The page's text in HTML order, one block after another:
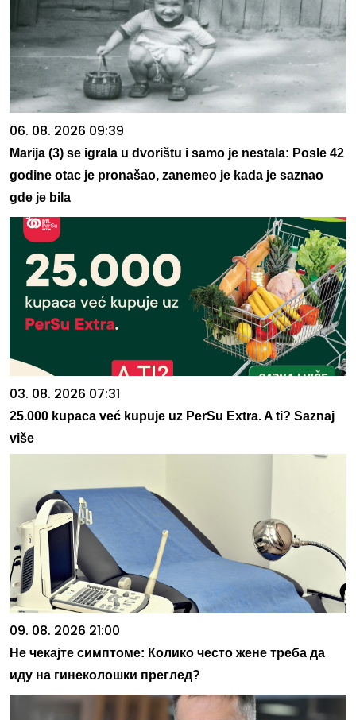
06. 08. 2026 09:39
Marija (3) se igrala u dvorištu i samo je nestala: Posle 42
godine otac je pronašao, zanemeo je kada je saznao
gde je bila
03. 08. 2026 07:31
25.000 kupaca već kupuje uz PerSu Extra. A ti? Saznaj
više
09. 08. 2026 21:00
Не чекајте симптоме: Колико често жене треба да
иду на гинеколошки преглед?